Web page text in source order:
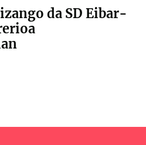
da SD Eibar-